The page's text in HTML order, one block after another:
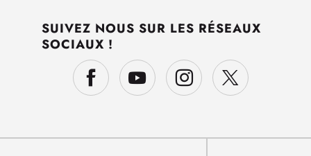
SUIVEZ NOUS SUR LES RÉSEAUX
SOCIAUX !